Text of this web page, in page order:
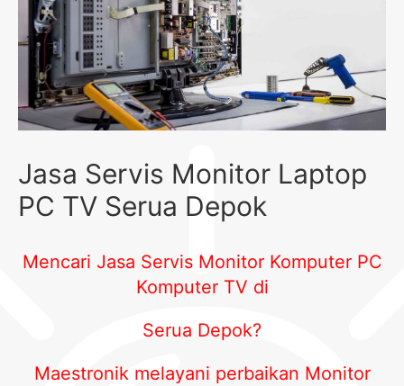
Jasa Servis Monitor Laptop
PC TV Serua Depok
Mencari Jasa Servis Monitor Komputer PC
Komputer TV di
Serua Depok?
Maestronik melayani perbaikan Monitor